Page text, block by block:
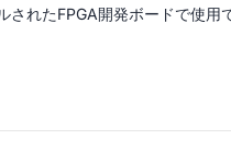
れたFPGA開発ボードで使